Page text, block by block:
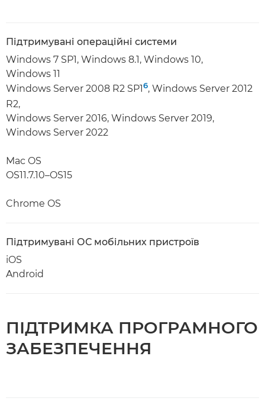
Підтримувані операційні системи
Windows 7 SP1, Windows 8.1, Windows 10,
Windows 11
Windows Server 2008 R2 SP16, Windows Server 2012
R2,
Windows Server 2016, Windows Server 2019,
Windows Server 2022
Mac OS
OS11.7.10–OS15
Chrome OS
Підтримувані ОС мобільних пристроїв
iOS
Android
ПІДТРИМКА ПРОГРАМНОГО
ЗАБЕЗПЕЧЕННЯ